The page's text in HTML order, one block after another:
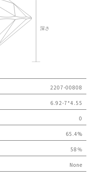
2207-00808
6.92-7*4.55
0
65.4%
58％
None